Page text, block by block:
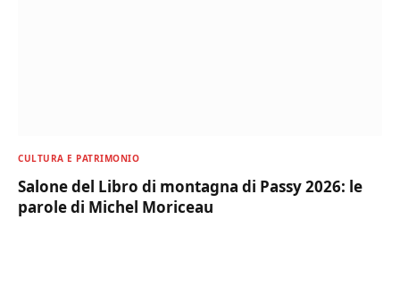
CULTURA E PATRIMONIO
Salone del Libro di montagna di Passy 2026: le
parole di Michel Moriceau